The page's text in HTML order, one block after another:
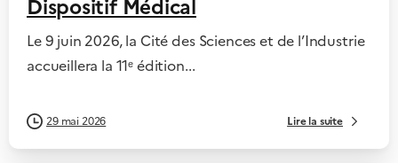
Dispositif Médical
Le 9 juin 2026, la Cité des Sciences et de l’Industrie
accueillera la 11ᵉ édition...
29 mai 2026 Lire la suite